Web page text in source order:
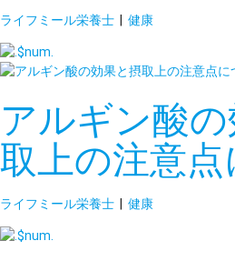
ライフミール栄養士 | 健康
アルギン酸
取上の注意点
ライフミール栄養士 | 健康